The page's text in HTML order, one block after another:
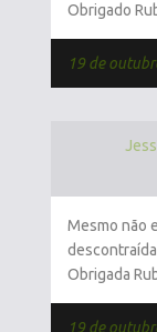
Obrigado
19 de
Mesmo não
Obrigada
19 de